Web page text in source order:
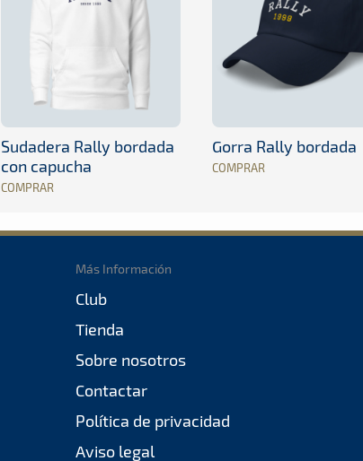
Sudadera Rally bordada
con capucha
COMPRAR
Gorra Rally bordada
COMPRAR
Más Información
Club
Tienda
Sobre nosotros
Contactar
Política de privacidad
Aviso legal